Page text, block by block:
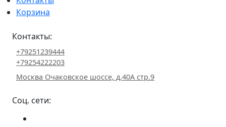
Корзина
Контакты:
+79251239444
+79254222203
Москва Очаковское шоссе, д.40А стр.9
Соц. сети: